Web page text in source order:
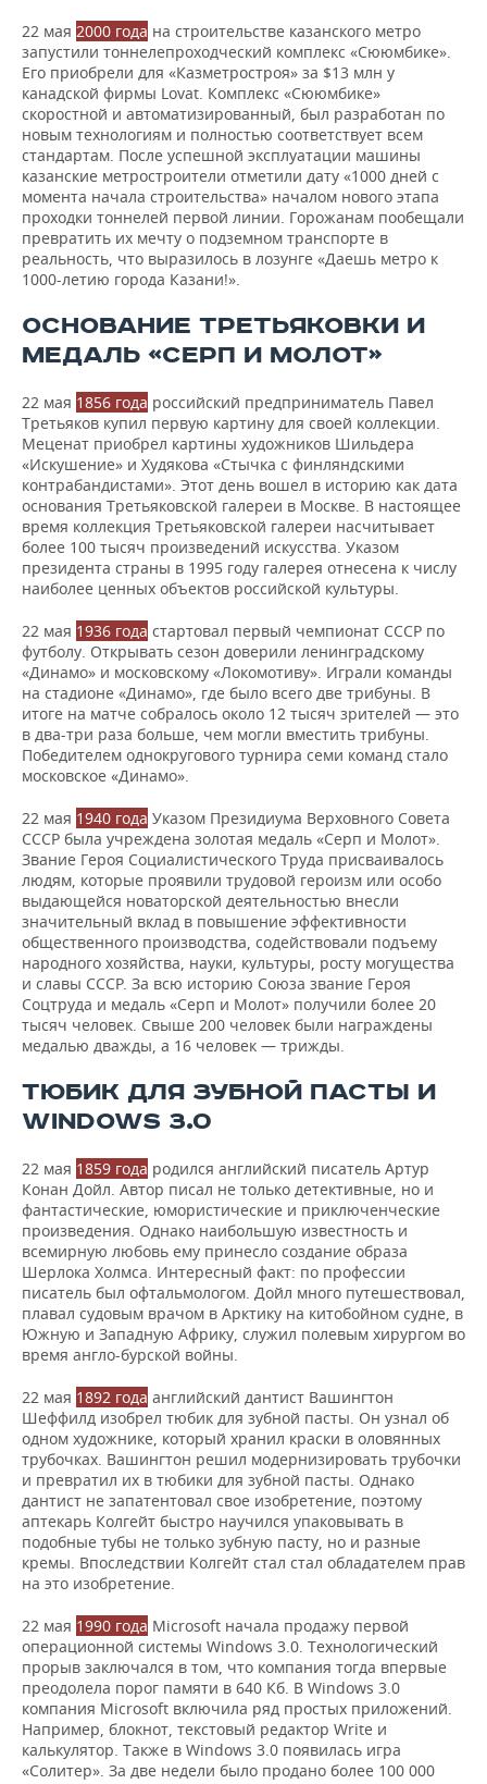
22 мая 2000 года на строительстве казанского метро
запустили тоннелепроходческий комплекс «Сююмбике».
Его приобрели для «Казметростроя» за $13 млн у
канадской фирмы Lovat. Комплекс «Сююмбике»
скоростной и автоматизированный, был разработан по
новым технологиям и полностью соответствует всем
стандартам. После успешной эксплуатации машины
казанские метростроители отметили дату «1000 дней с
момента начала строительства» началом нового этапа
проходки тоннелей первой линии. Горожанам пообещали
превратить их мечту о подземном транспорте в
реальность, что выразилось в лозунге «Даешь метро к
1000-летию города Казани!».
ОСНОВАНИЕ ТРЕТЬЯКОВКИ И
МЕДАЛЬ «СЕРП И МОЛОТ»
22 мая 1856 года российский предприниматель Павел
Третьяков купил первую картину для своей коллекции.
Меценат приобрел картины художников Шильдера
«Искушение» и Худякова «Стычка с финляндскими
контрабандистами». Этот день вошел в историю как дата
основания Третьяковской галереи в Москве. В настоящее
время коллекция Третьяковской галереи насчитывает
более 100 тысяч произведений искусства. Указом
президента страны в 1995 году галерея отнесена к числу
наиболее ценных объектов российской культуры.
22 мая 1936 года стартовал первый чемпионат СССР по
футболу. Открывать сезон доверили ленинградскому
«Динамо» и московскому «Локомотиву». Играли команды
на стадионе «Динамо», где было всего две трибуны. В
итоге на матче собралось около 12 тысяч зрителей — это
в два-три раза больше, чем могли вместить трибуны.
Победителем однокругового турнира семи команд стало
московское «Динамо».
22 мая 1940 года Указом Президиума Верховного Совета
СССР была учреждена золотая медаль «Серп и Молот».
Звание Героя Социалистического Труда присваивалось
людям, которые проявили трудовой героизм или особо
выдающейся новаторской деятельностью внесли
значительный вклад в повышение эффективности
общественного производства, содействовали подъему
народного хозяйства, науки, культуры, росту могущества
и славы СССР. За всю историю Союза звание Героя
Соцтруда и медаль «Серп и Молот» получили более 20
тысяч человек. Свыше 200 человек были награждены
медалью дважды, а 16 человек — трижды.
ТЮБИК ДЛЯ ЗУБНОЙ ПАСТЫ И
WINDOWS 3.0
22 мая 1859 года родился английский писатель Артур
Конан Дойл. Автор писал не только детективные, но и
фантастические, юмористические и приключенческие
произведения. Однако наибольшую известность и
всемирную любовь ему принесло создание образа
Шерлока Холмса. Интересный факт: по профессии
писатель был офтальмологом. Дойл много путешествовал,
плавал судовым врачом в Арктику на китобойном судне, в
Южную и Западную Африку, служил полевым хирургом во
время англо-бурской войны.
22 мая 1892 года английский дантист Вашингтон
Шеффилд изобрел тюбик для зубной пасты. Он узнал об
одном художнике, который хранил краски в оловянных
трубочках. Вашингтон решил модернизировать трубочки
и превратил их в тюбики для зубной пасты. Однако
дантист не запатентовал свое изобретение, поэтому
аптекарь Колгейт быстро научился упаковывать в
подобные тубы не только зубную пасту, но и разные
кремы. Впоследствии Колгейт стал стал обладателем прав
на это изобретение.
22 мая 1990 года Microsoft начала продажу первой
операционной системы Windows 3.0. Технологический
прорыв заключался в том, что компания тогда впервые
преодолела порог памяти в 640 Кб. В Windows 3.0
компания Microsoft включила ряд простых приложений.
Например, блокнот, текстовый редактор Write и
калькулятор. Также в Windows 3.0 появилась игра
«Солитер». За две недели было продано более 100 000